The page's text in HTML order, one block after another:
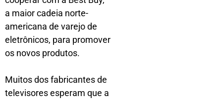
a maior cadeia norte-
americana de varejo de
eletrônicos, para promover
os novos produtos.
Muitos dos fabricantes de
televisores esperam que a